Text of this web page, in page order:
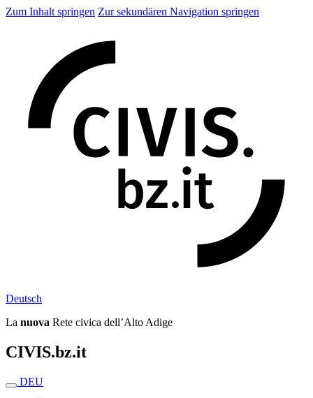
Zum Inhalt springen Zur sekundären Navigation springen
Deutsch
La nuova Rete civica dell’Alto Adige
CIVIS.bz.it
DEU